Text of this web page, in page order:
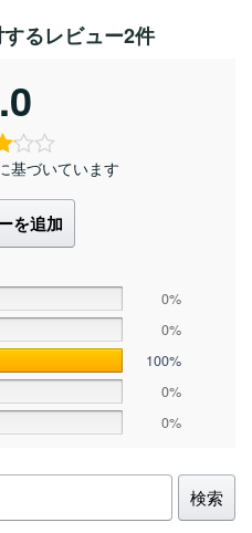
るレビュー2件
基づいています
を追加
0%
0%
100%
0%
0%
検索